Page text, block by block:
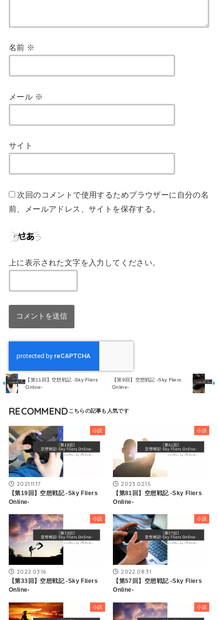
名前 ※
メール ※
サイト
次回のコメントで使用するためブラウザーに自分の名
前、メールアドレス、サイトを保存する。
上に表示された文字を入力してください。
【第11回】空想戦記 -Sky Fliers
Online-
【第9回】空想戦記 -Sky Fliers
Online-
RECOMMEND
小説
2021.11.17
【第19回】空想戦記 -Sky Fliers
Online-
小説
2023.02.15
【第81回】空想戦記 -Sky Fliers
Online-
小説
2022.03.16
【第33回】空想戦記 -Sky Fliers
Online-
小説
2022.08.31
【第57回】空想戦記 -Sky Fliers
Online-
小説 小説